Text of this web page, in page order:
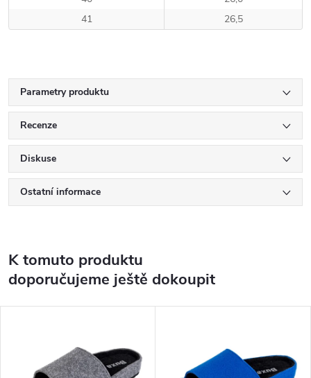
41
26,5
Parametry produktu
Recenze
Diskuse
Ostatní informace
K tomuto produktu
doporučujeme ještě dokoupit